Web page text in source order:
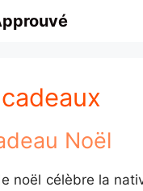
Noël
noël célèbre la